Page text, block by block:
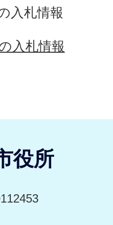
入札情報
入札情報
役所